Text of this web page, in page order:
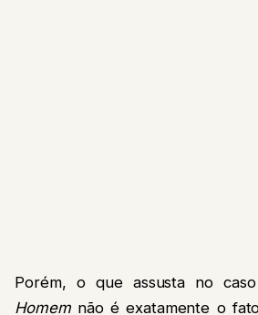
Porém, o que assusta no
Homemnão é exatamente o